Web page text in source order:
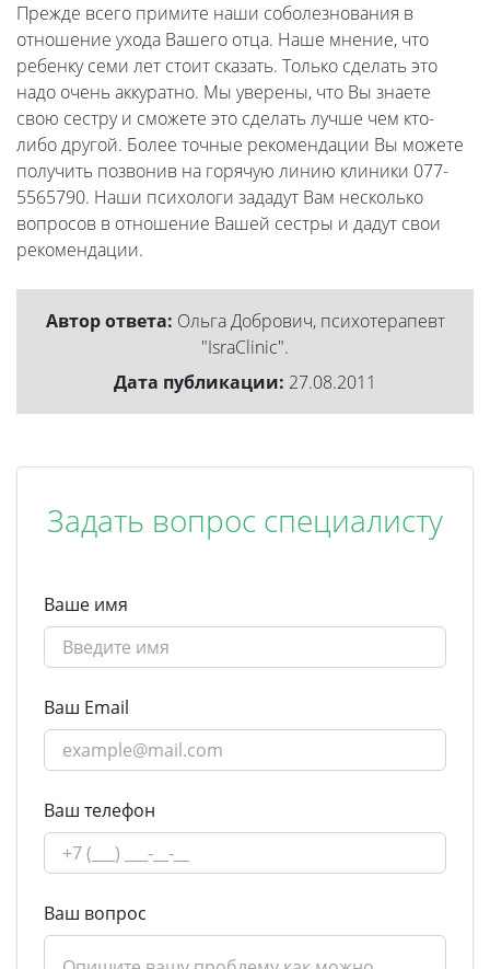
Прежде всего примите наши соболезнования в
отношение ухода Вашего отца. Наше мнение, что
ребенку семи лет стоит сказать. Только сделать это
надо очень аккуратно. Мы уверены, что Вы знаете
свою сестру и сможете это сделать лучше чем кто-
либо другой. Более точные рекомендации Вы можете
получить позвонив на горячую линию клиники 077-
5565790. Наши психологи зададут Вам несколько
вопросов в отношение Вашей сестры и дадут свои
рекомендации.
Автор ответа: Ольга Добрович, психотерапевт
"IsraClinic".
Дата публикации: 27.08.2011
Задать вопрос специалисту
Ваше имя
Ваш Email
Ваш телефон
Ваш вопрос